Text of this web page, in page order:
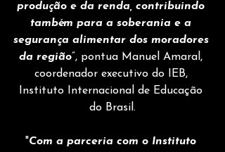
produção e da renda, contribuindo
também para a soberania e a
segurança alimentar dos moradores
da região”, pontua Manuel Amaral,
coordenador executivo do IEB,
Instituto Internacional de Educação
do Brasil.
"Com a parceria com o Instituto